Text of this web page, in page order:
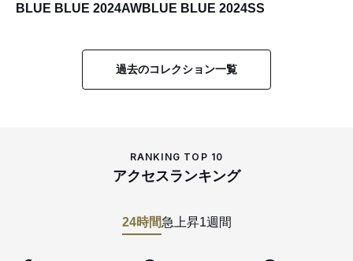
BLUE BLUE 2024AWBLUE BLUE 2024SS
過去のコレクション一覧
RANKING TOP 10
アクセスランキング
24時間急上昇1週間